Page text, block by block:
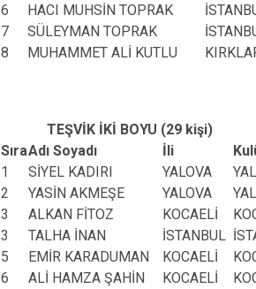
6
HACI MUHSİN TOPRAK
7
SÜLEYMAN TOPRAK
8
MUHAMMET ALİ KUTLU
TEŞVİK İKİ BOYU (29 kişi)
SıraAdı Soyadı İli
1
SİYEL KADIRI YALOVA
2
YASİN AKMEŞE YALOVA
3
ALKAN FİTOZ KOCAELİ
3
TALHA İNAN İSTANBUL
5
EMİR KARADUMAN KOCAELİ
6
ALİ HAMZA ŞAHİN KOCAELİ